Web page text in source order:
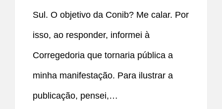
Sul. O objetivo da Conib? Me calar. Por
isso, ao responder, informei à
Corregedoria que tornaria pública a
minha manifestação. Para ilustrar a
publicação, pensei,…